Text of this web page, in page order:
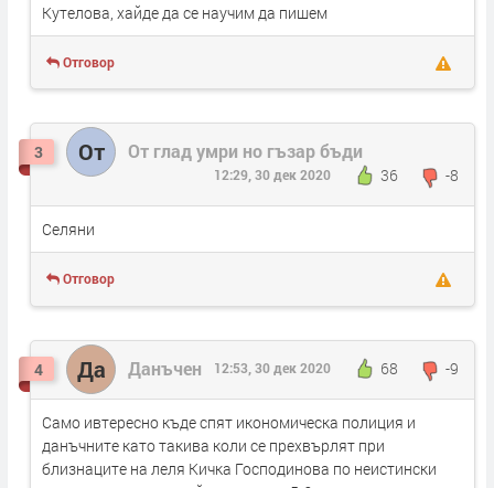
Кутелова, хайде да се научим да пишем
Отговор
3 От От глад умри но гъзар бъди
36 -8
12:29, 30 дек 2020
Селяни
Отговор
4 Да Данъчен 68 -9
12:53, 30 дек 2020
Само ивтересно къде спят икономическа полиция и
данъчните като такива коли се прехвърлят при
близнаците на леля Кичка Господинова по неистински